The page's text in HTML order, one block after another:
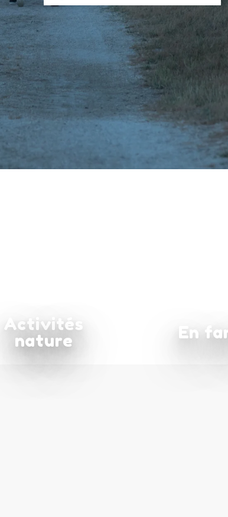
Activités
nature
En